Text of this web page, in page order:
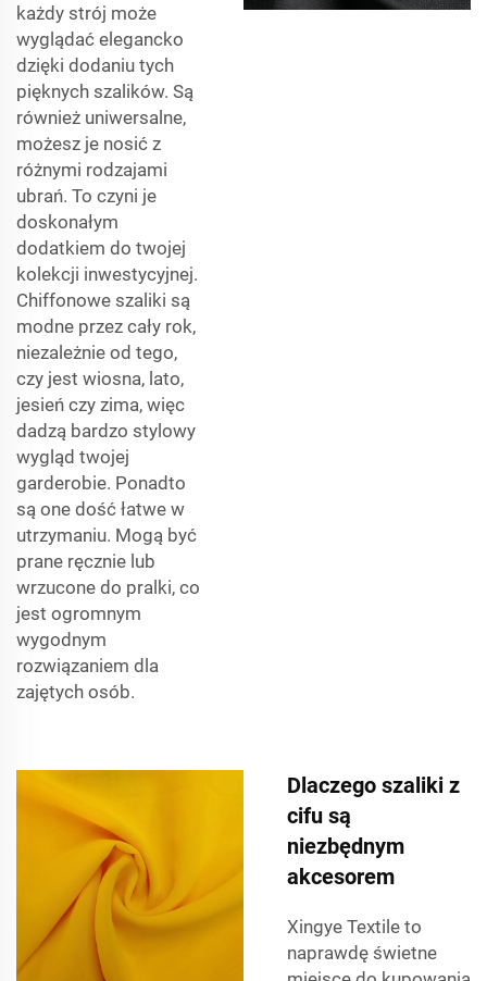
każdy strój może
wyglądać elegancko
dzięki dodaniu tych
pięknych szalików. Są
również uniwersalne,
możesz je nosić z
różnymi rodzajami
ubrań. To czyni je
doskonałym
dodatkiem do twojej
kolekcji inwestycyjnej.
Chiffonowe szaliki są
modne przez cały rok,
niezależnie od tego,
czy jest wiosna, lato,
jesień czy zima, więc
dadzą bardzo stylowy
wygląd twojej
garderobie. Ponadto
są one dość łatwe w
utrzymaniu. Mogą być
prane ręcznie lub
wrzucone do pralki, co
jest ogromnym
wygodnym
rozwiązaniem dla
zajętych osób.
Dlaczego szaliki z
cifu są
niezbędnym
akcesorem
Xingye Textile to
naprawdę świetne